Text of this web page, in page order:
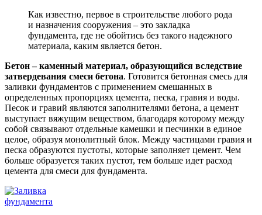
Как известно, первое в строительстве любого рода
и назначения сооружения – это закладка
фундамента, где не обойтись без такого надежного
материала, каким является бетон.
Бетон – каменный материал, образующийся вследствие
затвердевания смеси бетона. Готовится бетонная смесь для
заливки фундаментов с применением смешанных в
определенных пропорциях цемента, песка, гравия и воды.
Песок и гравий являются заполнителями бетона, а цемент
выступает вяжущим веществом, благодаря которому между
собой связывают отдельные камешки и песчинки в единое
целое, образуя монолитный блок. Между частицами гравия и
песка образуются пустоты, которые заполняет цемент. Чем
больше образуется таких пустот, тем больше идет расход
цемента для смеси для фундамента.